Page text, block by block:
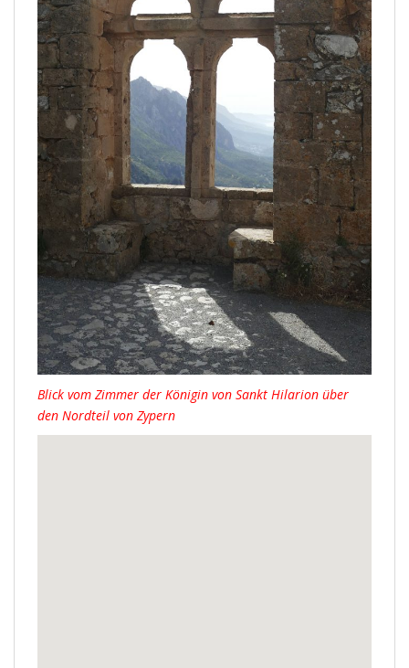
Blick vom Zimmer der Königin von Sankt Hilarion über
den Nordteil von Zypern